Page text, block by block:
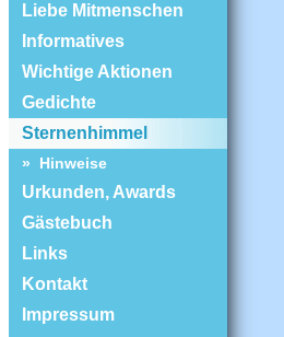
Liebe Mitmenschen
Informatives
Wichtige Aktionen
Gedichte
Sternenhimmel
» Hinweise
Urkunden, Awards
Gästebuch
Links
Kontakt
Impressum